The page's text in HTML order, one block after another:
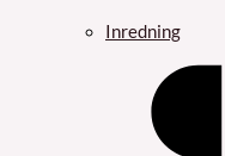
Inredning